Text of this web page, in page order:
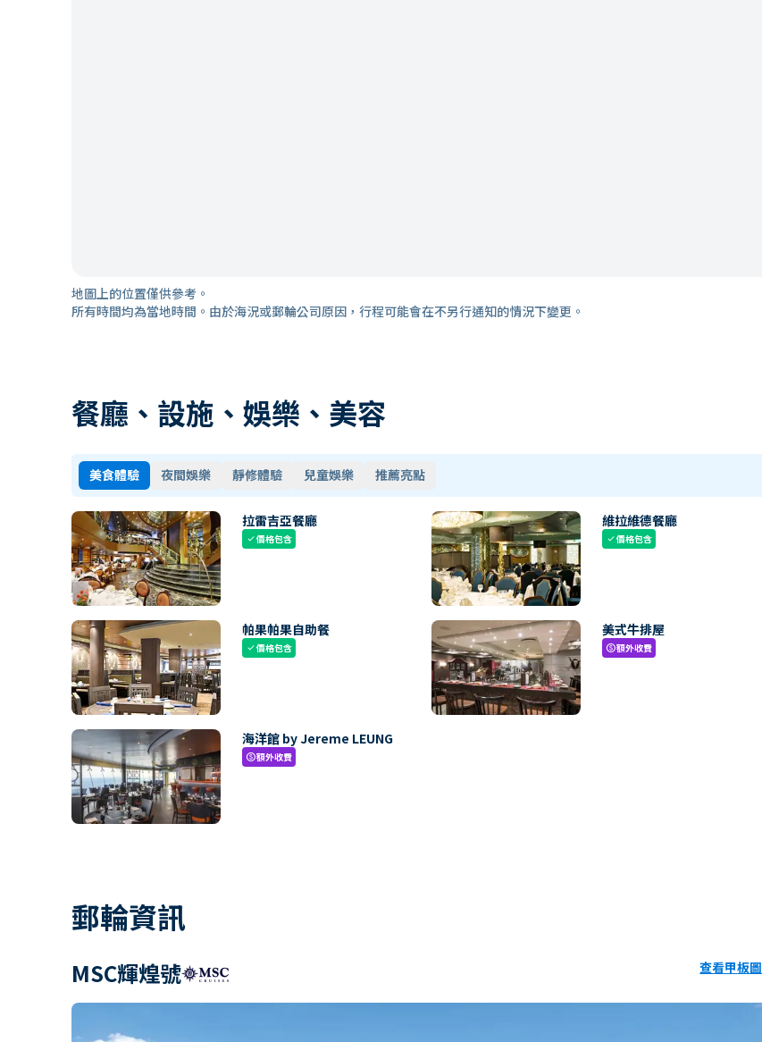
地圖上的位置僅供參考。
所有時間均為當地時間。由於海況或郵輪公司原因，行程可能會在不另行通知的情況下變更。
餐廳、設施、娛樂、美容
美食體驗 夜間娛樂 靜修體驗 兒童娛樂 推薦亮點
拉雷吉亞餐廳
check價格包含
維拉維德餐廳
check價格包含
帕果帕果自助餐
check價格包含
美式牛排屋
paid額外收費
海洋館 by Jereme LEUNG
paid額外收費
郵輪資訊
MSC輝煌號 查看甲板圖